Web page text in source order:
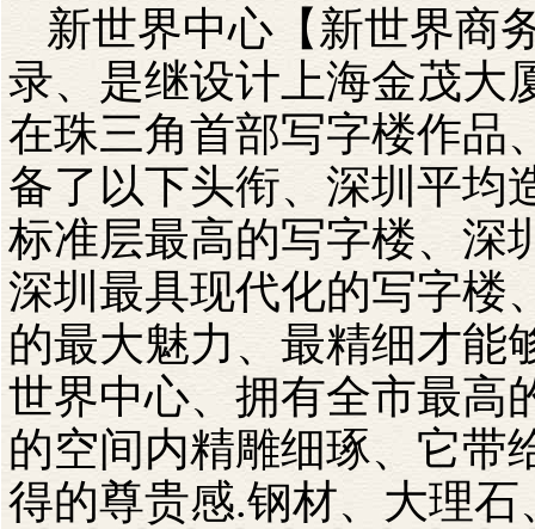
新世界中心【新世界商
录、是继设计上海金茂大
在珠三角首部写字楼作品
备了以下头衔、深圳平均
标准层最高的写字楼、深
深圳最具现代化的写字楼
的最大魅力、最精细才能
世界中心、拥有全市最高
的空间内精雕细琢、它带
得的尊贵感.钢材、大理